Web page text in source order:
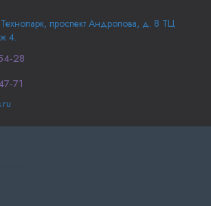
проспект Андропова, д. 8 ТЦ
4.
28
71